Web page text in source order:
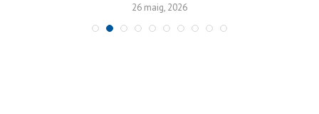
26 maig, 2026